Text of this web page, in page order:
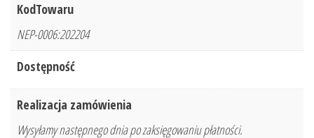
KodTowaru
NEP-0006:202204
Dostępność
Realizacja zamówienia
Wysyłamy następnego dnia po zaksięgowaniu płatności.